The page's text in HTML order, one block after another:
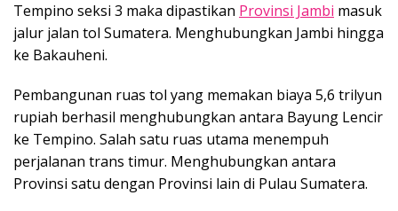
Tempino seksi 3 maka dipastikan Provinsi Jambi masuk
jalur jalan tol Sumatera. Menghubungkan Jambi hingga
ke Bakauheni.
Pembangunan ruas tol yang memakan biaya 5,6 trilyun
rupiah berhasil menghubungkan antara Bayung Lencir
ke Tempino. Salah satu ruas utama menempuh
perjalanan trans timur. Menghubungkan antara
Provinsi satu dengan Provinsi lain di Pulau Sumatera.